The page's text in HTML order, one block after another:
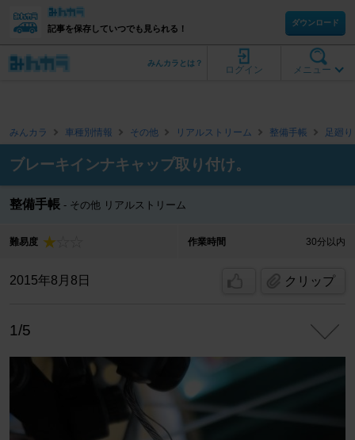
記事を保存していつでも見られる！
ダウンロード
メニュー
ログイン
みんカラとは？
みんカラ 車種別情報 その他 リアルストリーム 整備手帳 足廻り
ブレーキインナキャップ取り付け。
整備手帳 その他 リアルストリーム
難易度 作業時間 30分以内
2015年8月8日 クリップ
1/5